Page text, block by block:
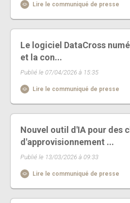
Lire le communiqué de presse
Le logiciel DataCross
et la con...
Publié le 07/04/2026 à 15:35
Lire le communiqué de presse
Nouvel outil d'IA pour des
d'approvisionnement ...
Publié le 13/03/2026 à 09:33
Lire le communiqué de presse